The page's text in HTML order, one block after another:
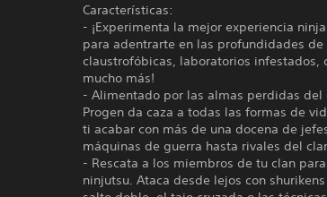
Características:
- ¡Experimenta la mejor experiencia
para adentrarte en las profundidades
claustrofóbicas, laboratorios infestados,
mucho más!
- Alimentado por las almas perdidas
Progen da caza a todas las formas de
ti acabar con más de una docena de
máquinas de guerra hasta rivales del
- Rescata a los miembros de tu clan
ninjutsu. Ataca desde lejos con